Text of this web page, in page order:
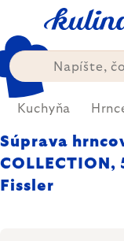
obsah
Kuchyňa
Súprava
Fissler